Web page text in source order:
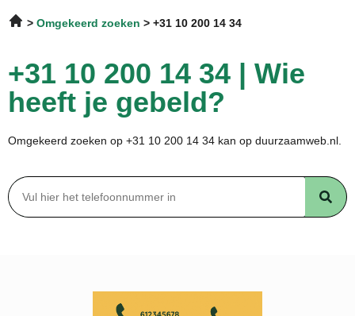
Omgekeerd zoeken +31 10 200 14 34
+31 10 200 14 34 | Wie
heeft je gebeld?
Omgekeerd zoeken op +31 10 200 14 34 kan op duurzaamweb.nl.